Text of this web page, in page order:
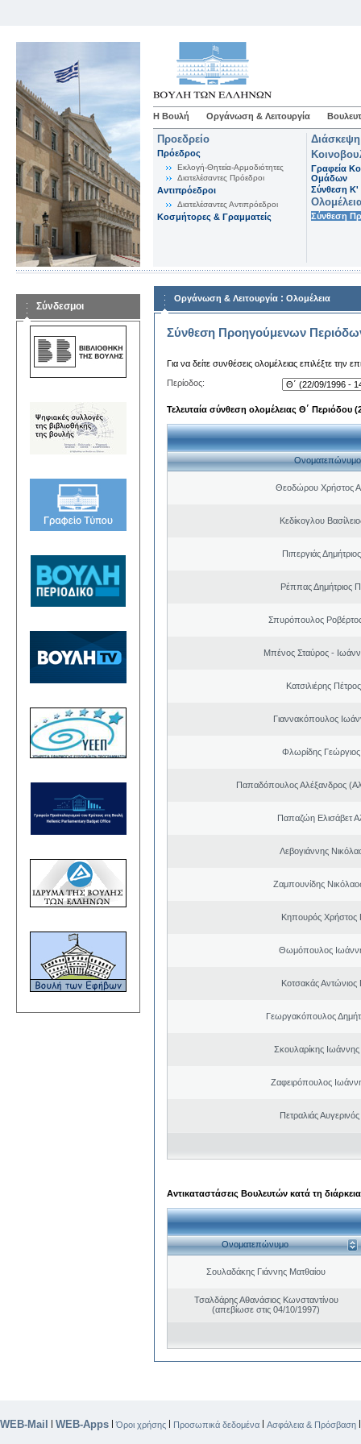
Η Βουλή Οργάνωση & Λειτουργία
Προεδρείο
Πρόεδρος
Εκλογή-Θητεία-Αρμοδιότητες
Διατελέσαντες Πρόεδροι
Αντιπρόεδροι
Διατελέσαντες Αντιπρόεδροι
Κοσμήτορες & Γραμματείς
Γραφεία
Ομάδων
Σύνθεση K'
Σύνθεση
Σύνδεσμοι
Οργάνωση & Λειτουργία : Ολομέλεια
Σύνθεση Προηγούμενων
Για να δείτε συνθέσεις ολομέλειας επιλέξτε την
Περίοδος:
Τελευταία σύνθεση ολομέλειας Θ΄ Περιόδου
Ονοματεπώνυμο
Θεοδώρου Χρήστος
Κεδίκογλου
Πιπεργιάς
Ρέππας Δημήτριος
Σπυρόπουλος
Μπένος Σταύρος -
Κατσιλιέρης
Γιαννακόπουλος
Φλωρίδης Γεώργιος
Παπαδόπουλος Αλέξανδρος
Παπαζώη Ελισάβετ
Λεβογιάννης
Ζαμπουνίδης
Κηπουρός Χρήστος
Θωμόπουλος
Κοτσακάς Αντώνιος
Γεωργακόπουλος
Σκουλαρίκης
Ζαφειρόπουλος
Πετραλιάς
Αντικαταστάσεις Βουλευτών κατά τη
Ονοματεπώνυμο
Σουλαδάκης Γιάννης Ματθαίου
Τσαλδάρης Αθανάσιος Κωνσταντίνου
(απεβίωσε στις 04/10/1997)
WEB-Mail | WEB-Apps |Όροι χρήσης | Προσωπικά δεδομένα | Ασφάλεια & Πρόσβαση